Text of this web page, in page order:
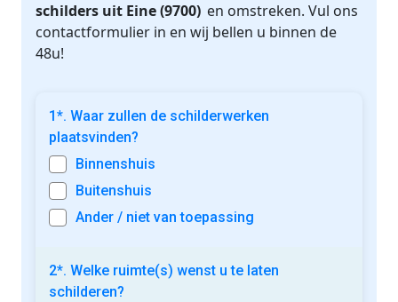
schilders uit Eine (9700) en omstreken. Vul ons
contactformulier in en wij bellen u binnen de
48u!
1*. Waar zullen de schilderwerken
plaatsvinden?
Binnenshuis
Buitenshuis
Ander / niet van toepassing
2*. Welke ruimte(s) wenst u te laten
schilderen?